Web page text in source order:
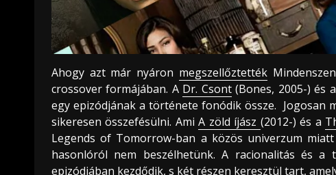
Ahogy azt már nyáron megszellőztették
crossover formájában. A Dr. Csont(Bones, 2005-) és
egy epizódjának a története fonódik össze. Jogosan
sikeresen összefésülni. AmiA zöld íjász (2012-) és a
Legends of Tomorrow-ban a közös univerzum
hasonlóról nem beszélhetünk. A racionalitás és
epizódjában kezdődik, s két részen keresztül tart,